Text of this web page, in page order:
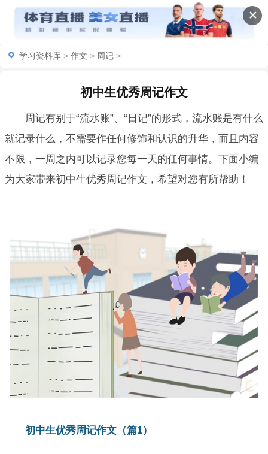
✕
学习资料库 > 作文 > 周记 >
初中生优秀周记作文
周记有别于“流水账”、“日记”的形式，流水账是有什么
就记录什么，不需要作任何修饰和认识的升华，而且内容
不限，一周之内可以记录您每一天的任何事情。下面小编
为大家带来初中生优秀周记作文，希望对您有所帮助！
初中生优秀周记作文（篇1）